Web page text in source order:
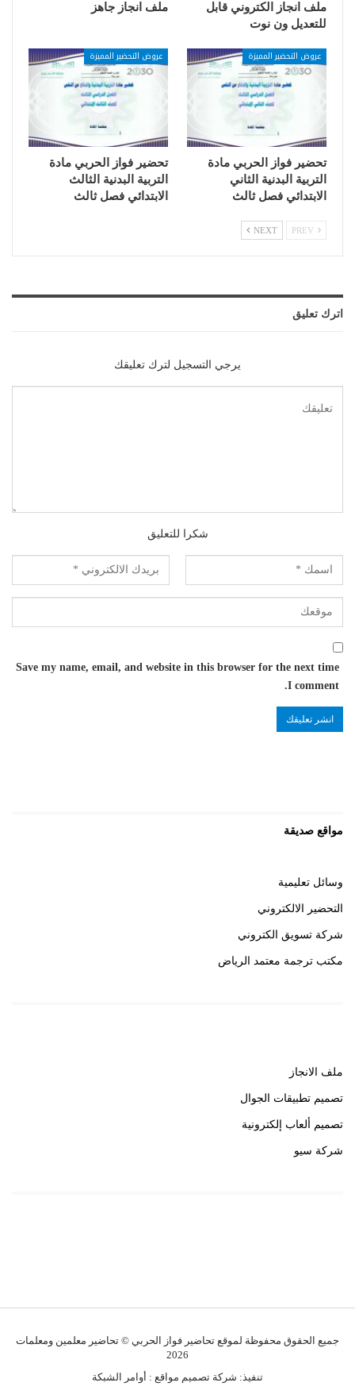
ملف انجاز الكتروني قابل
للتعديل ون نوت
ملف انجاز جاهز
عروض التحضير المميزة
تحضير فواز الحربي مادة
التربية البدنية الثاني
الابتدائي فصل ثالث
عروض التحضير المميزة
تحضير فواز الحربي مادة
التربية البدنية الثالث
الابتدائي فصل ثالث
NEXT
اترك تعليق
يرجي التسجيل لترك تعليقك
شكرا للتعليق
Save my name, email, and website in this browser for the next time
I comment.
مواقع صديقة
وسائل تعليمية
التحضير الالكتروني
شركة تسويق الكتروني
مكتب ترجمة معتمد الرياض
ملف الانجاز
تصميم تطبيقات الجوال
تصميم ألعاب إلكترونية
شركة سيو
جميع الحقوق محفوظة لموقع تحاضير فواز الحربي © تحاضير معلمين ومعلمات
2026
تنفيذ: شركة تصميم مواقع : أوامر الشبكة